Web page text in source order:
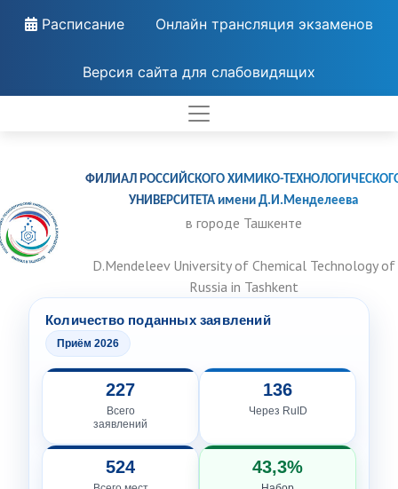
Расписание Онлайн трансляция экзаменов
Версия сайта для слабовидящих
ФИЛИАЛ РОССИЙСКОГО ХИМИКО-
УНИВЕРСИТЕТА имени Д.И.Менделеева
в городе Ташкенте
D.Mendeleev University of Chemical Technology of
Russia in Tashkent
Количество поданных заявлений
Приём 2026
227
Всего
заявлений
136
Через RuID
524 43,3%